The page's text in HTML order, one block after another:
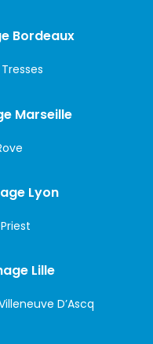
Bordeaux
Marseille
Lyon
Lille
D’Ascq